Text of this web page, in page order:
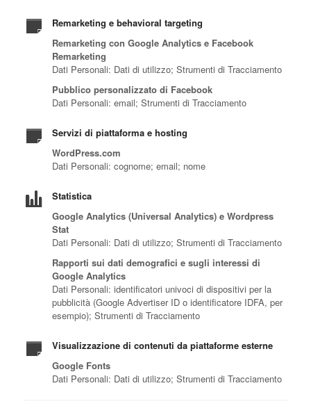
Remarketing e behavioral targeting
Remarketing con Google Analytics e Facebook
Remarketing
Dati Personali: Dati di utilizzo; Strumenti di Tracciamento
Pubblico personalizzato di Facebook
Dati Personali: email; Strumenti di Tracciamento
Servizi di piattaforma e hosting
WordPress.com
Dati Personali: cognome; email; nome
Statistica
Google Analytics (Universal Analytics) e Wordpress
Stat
Dati Personali: Dati di utilizzo; Strumenti di Tracciamento
Rapporti sui dati demografici e sugli interessi di
Google Analytics
Dati Personali: identificatori univoci di dispositivi per la
pubblicità (Google Advertiser ID o identificatore IDFA, per
esempio); Strumenti di Tracciamento
Visualizzazione di contenuti da piattaforme esterne
Google Fonts
Dati Personali: Dati di utilizzo; Strumenti di Tracciamento